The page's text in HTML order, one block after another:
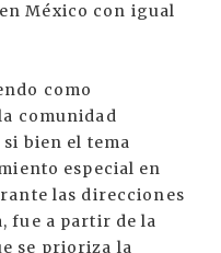
México con igual
como
comunidad
bien el tema
especial en
las direcciones
fue a partir de la
se prioriza la